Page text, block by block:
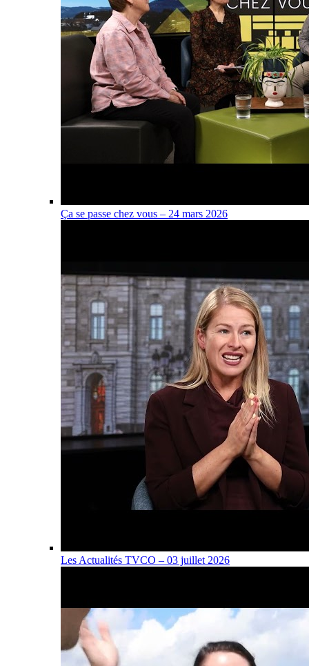
Ça se passe chez vous – 24 mars 2026
Les Actualités TVCO – 03 juillet 2026